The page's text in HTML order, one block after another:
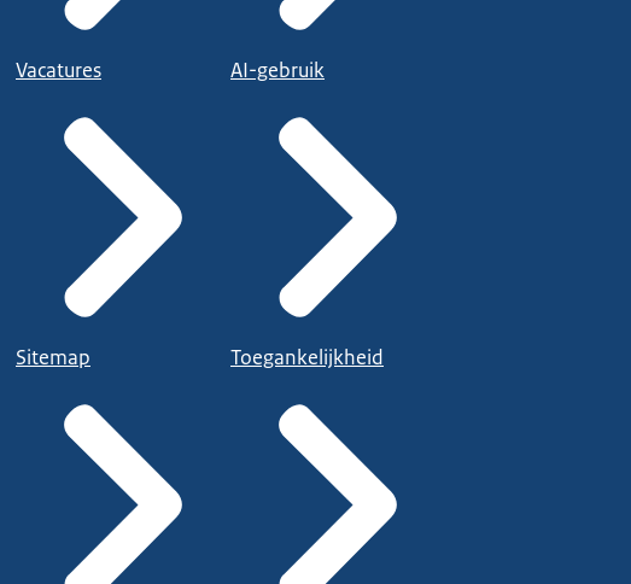
Vacatures
Sitemap
AI-gebruik
Toegankelijkheid